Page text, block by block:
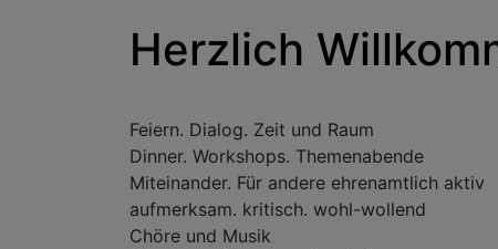
Herzlich
Feiern. Dialog. Zeit und Raum
Dinner. Workshops. Themenabende
Miteinander. Für andere ehrenamtlich aktiv
aufmerksam. kritisch. wohl-wollend
Chöre und Musik